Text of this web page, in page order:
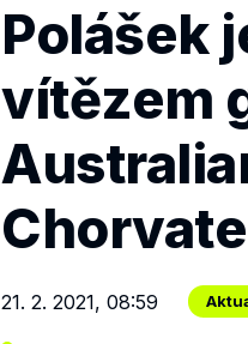
Polášek
vítězem
21. 2. 2021, 08:59